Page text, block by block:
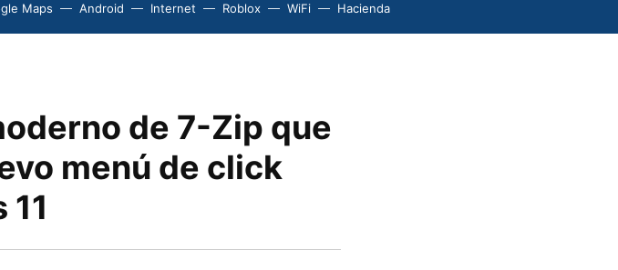
Maps Android Internet Roblox WiFi Hacienda
de 7-Zip que
menú de click